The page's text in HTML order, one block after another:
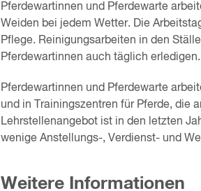
Pferdewartinnen und Pferdewarte
Weiden bei jedem Wetter. Die
Pflege. Reinigungsarbeiten in den
Pferdewartinnen auch täglich erledigen.
Pferdewartinnen und Pferdewarte
und in Trainingszentren für Pferde, die
Lehrstellenangebot ist in den letzten
wenige Anstellungs-, Verdienst- und
Weitere Informationen